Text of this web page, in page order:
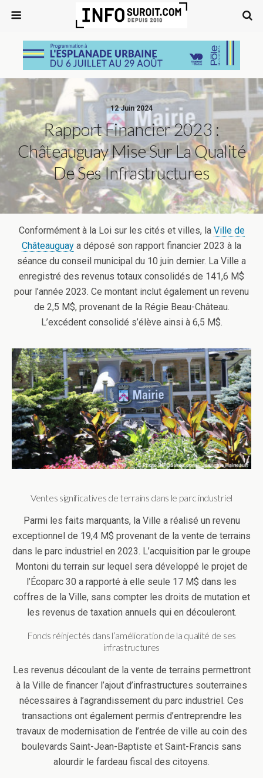
12 Juin 2024
Rapport Financier 2023 :
Châteauguay Mise Sur La Qualité
De Ses Infrastructures
Conformément à la Loi sur les cités et villes, la Ville de
Châteauguay a déposé son rapport financier 2023 à la
séance du conseil municipal du 10 juin dernier. La Ville a
enregistré des revenus totaux consolidés de 141,6 M$
pour l’année 2023. Ce montant inclut également un revenu
de 2,5 M$, provenant de la Régie Beau-Château.
L’excédent consolidé s’élève ainsi à 6,5 M$.
Ventes significatives de terrains dans le parc industriel
Parmi les faits marquants, la Ville a réalisé un revenu
exceptionnel de 19,4 M$ provenant de la vente de terrains
dans le parc industriel en 2023. L’acquisition par le groupe
Montoni du terrain sur lequel sera développé le projet de
l’Écoparc 30 a rapporté à elle seule 17 M$ dans les
coffres de la Ville, sans compter les droits de mutation et
les revenus de taxation annuels qui en découleront.
Fonds réinjectés dans l’amélioration de la qualité de ses
infrastructures
Les revenus découlant de la vente de terrains permettront
à la Ville de financer l’ajout d’infrastructures souterraines
nécessaires à l’agrandissement du parc industriel. Ces
transactions ont également permis d’entreprendre les
travaux de modernisation de l’entrée de ville au coin des
boulevards Saint-Jean-Baptiste et Saint-Francis sans
alourdir le fardeau fiscal des citoyens.